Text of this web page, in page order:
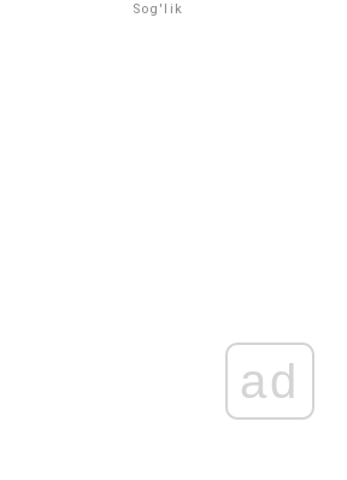
Sog'lik
ad